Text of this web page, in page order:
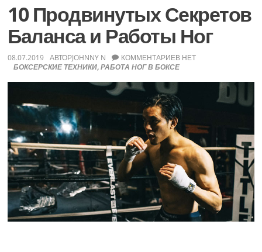
Которые
Сделают
Тебя
Чемпионом
10 Продвинутых Секретов
Баланса и Работы Ног
08.07.2019 АВТОРJOHNNY N
БОКСЕРСКИЕ ТЕХНИКИ,РАБОТА НОГ В БОКСЕ
КОММЕНТАРИЕВ НЕТ